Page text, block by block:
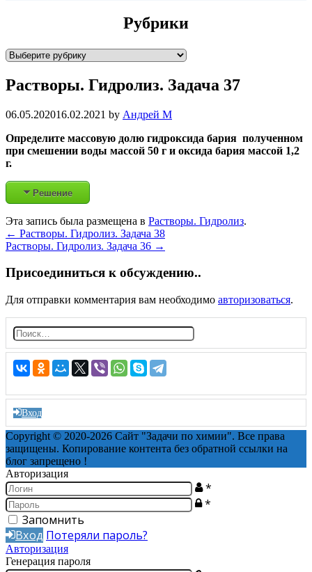
Рубрики
Р
б
и
и
Растворы. Гидролиз. Задача 37
06.05.202016.02.2021 by Андрей М
Определите массовую долю гидроксида бария полученном
при смешении воды массой 50 г и оксида бария массой 1,2
г.
Решение
Эта запись была размещена в Растворы. Гидролиз.
Post
navigation
← Растворы. Гидролиз. Задача 38
Растворы. Гидролиз. Задача 36 →
Присоединиться к обсуждению..
Для отправки комментария вам необходимо авторизоваться.
Н
а
й
т
и:
Вход
Copyright © 2020-2026 Сайт "Задачи по химии". Все права
защищены. Копирование контента без обратной ссылки на
блог запрещено !
Авторизация
*
*
Запомнить
Вход Потеряли пароль?
Авторизация
Генерация пароля